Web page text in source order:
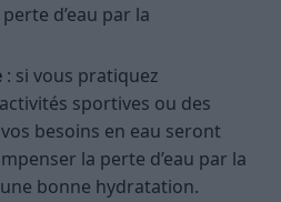
d’eau par la
: si vous pratiquez
sportives ou des
besoins en eau seront
la perte d’eau par la
bonne hydratation.